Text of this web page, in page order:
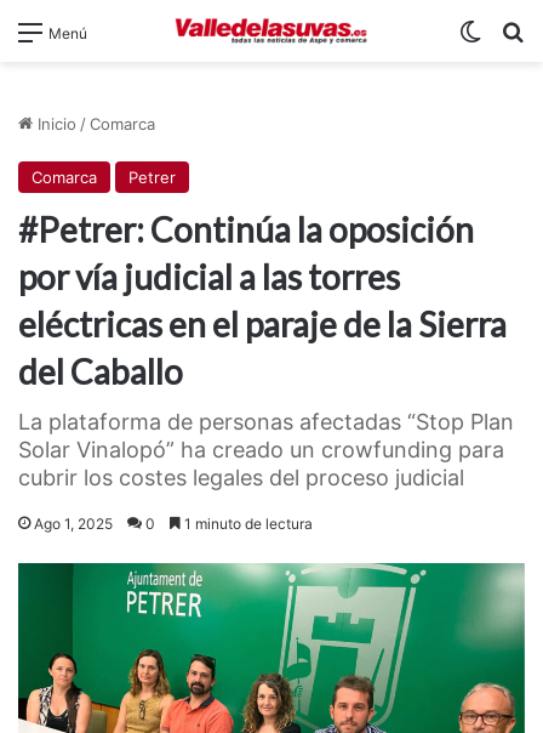
Menú
Inicio /Comarca
Comarca Petrer
#Petrer: Continúa la oposición
por vía judicial a las torres
eléctricas en el paraje de la Sierra
del Caballo
La plataforma de personas afectadas “Stop Plan
Solar Vinalopó” ha creado un crowfunding para
cubrir los costes legales del proceso judicial
Ago 1, 2025 0 1 minuto de lectura